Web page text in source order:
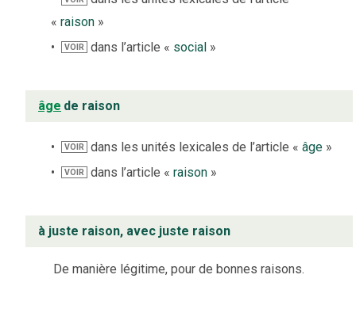
« raison »
VOIR dans l’article « social »
âge de raison
VOIR dans les unités lexicales de l’article «âge »
VOIR dans l’article «raison »
à juste raison, avec juste raison
De manière légitime, pour de bonnes raisons.